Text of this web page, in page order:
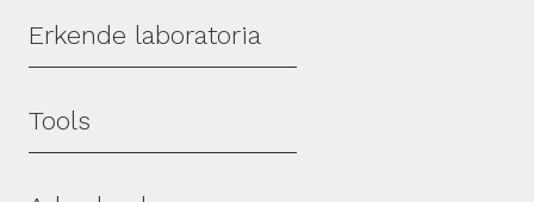
Erkende laboratoria
Tools